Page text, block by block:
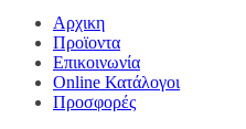
Αρχικη
Προϊοντα
Επικοινωνία
Online Κατάλογοι
Προσφορές